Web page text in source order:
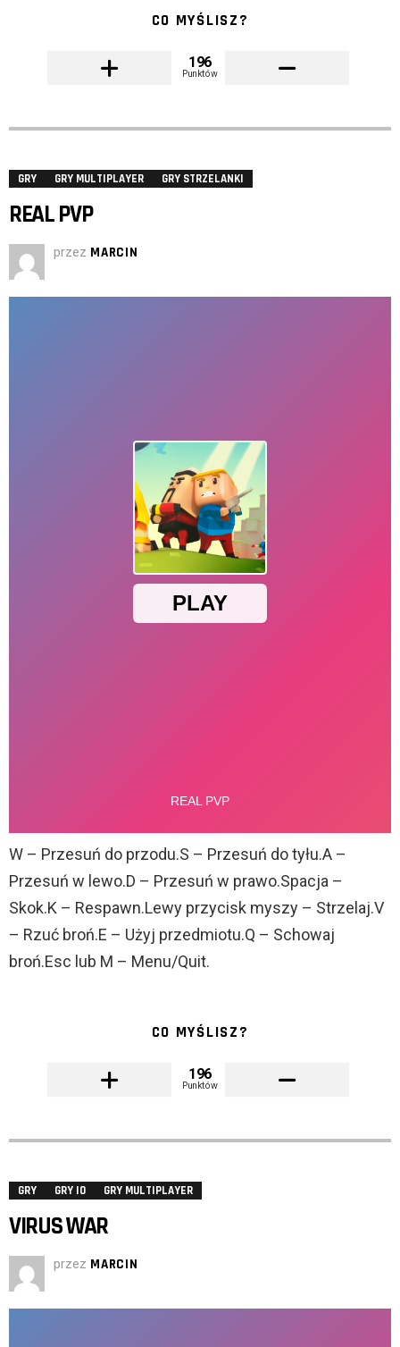
CO MYŚLISZ?
196
Punktów
GRY GRY MULTIPLAYER GRY STRZELANKI
REAL PVP
przez MARCIN
W – Przesuń do przodu.S – Przesuń do tyłu.A –
Przesuń w lewo.D – Przesuń w prawo.Spacja –
Skok.K – Respawn.Lewy przycisk myszy – Strzelaj.V
– Rzuć broń.E – Użyj przedmiotu.Q – Schowaj
broń.Esc lub M – Menu/Quit.
CO MYŚLISZ?
196
Punktów
GRY GRY IO GRY MULTIPLAYER
VIRUS WAR
przez MARCIN